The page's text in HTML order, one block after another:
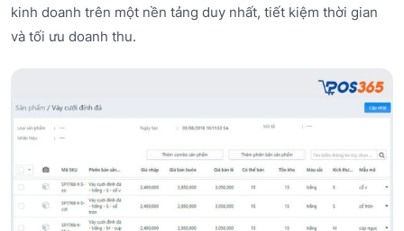
kinh doanh trên một nền tảng duy nhất, tiết kiệm thời gian
và tối ưu doanh thu.